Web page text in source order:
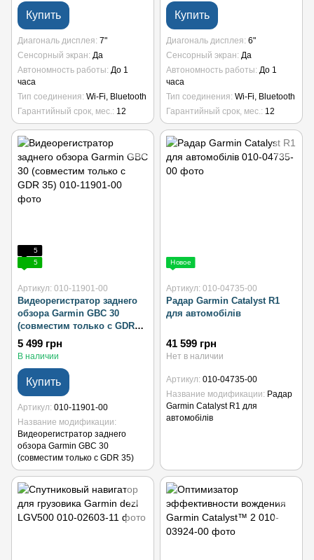
Купить
Диагональ дисплея 7"
Сенсорный экран Да
Автономность работы До 1
часа
Тип соединения Wi-Fi, Bluetooth
Гарантийный срок, мес.
12
Купить
Диагональ дисплея 6"
Сенсорный экран Да
Автономность работы До 1
часа
Тип соединения Wi-Fi, Bluetooth
Гарантийный срок, мес.
12
5
5
Артикул: 010-11901-00
Видеорегистратор заднего
обзора Garmin GBC 30
(совместим только с GDR
35)
5 499 грн
В наличии
Купить
Артикул 010-11901-00
Название модификации
Видеорегистратор заднего
обзора Garmin GBC 30
(совместим только с GDR 35)
Новое
Артикул: 010-04735-00
Радар Garmin Catalyst R1
для автомобілів
41 599 грн
Нет в наличии
Артикул 010-04735-00
Название модификации
Радар
Garmin Catalyst R1 для
автомобілів